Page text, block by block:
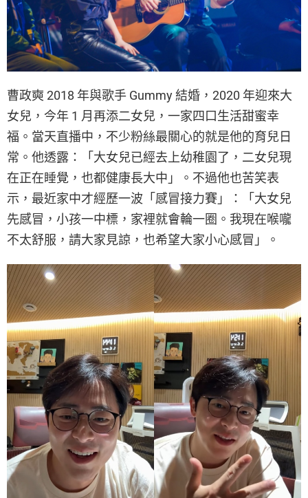
曹政奭 2018 年與歌手 Gummy 結婚，2020 年迎來大
女兒，今年 1 月再添二女兒，一家四口生活甜蜜幸
福。當天直播中，不少粉絲最關心的就是他的育兒日
常。他透露：「大女兒已經去上幼稚園了，二女兒現
在正在睡覺，也都健康長大中」。不過他也苦笑表
示，最近家中才經歷一波「感冒接力賽」：「大女兒
先感冒，小孩一中標，家裡就會輪一圈。我現在喉嚨
不太舒服，請大家見諒，也希望大家小心感冒」。